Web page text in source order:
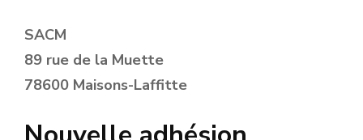
SACM
89 rue de la Muette
78600 Maisons-Laffitte